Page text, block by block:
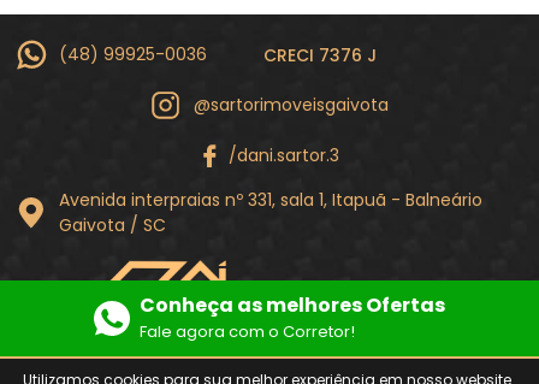
Conheça as melhores Ofertas
Fale agora com o Corretor!
Utilizamos cookies para sua melhor experiência em nosso website.
(48) 99925-0036 CRECI 7376 J
@sartorimoveisgaivota
/dani.sartor.3
Avenida interpraias nº 331, sala 1, Itapuã - Balneário
Gaivota / SC
Política de Privacidade